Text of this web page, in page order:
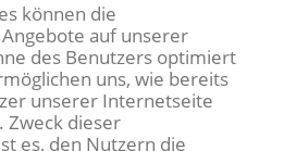
können die
auf unserer
des Benutzers optimiert
uns, wie bereits
unserer Internetseite
Zweck dieser
es, den Nutzern die